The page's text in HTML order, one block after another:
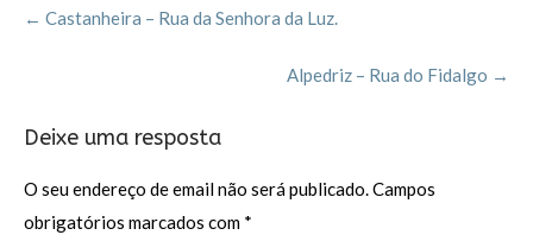
o
navigation
← Castanheira – Rua da Senhora da Luz.
Alpedriz – Rua do Fidalgo →
Deixe uma resposta
O seu endereço de email não será publicado.Campos
obrigatórios marcados com *